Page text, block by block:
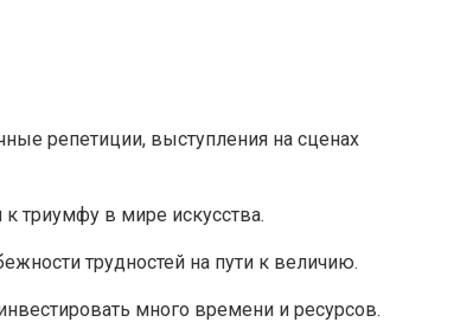
репетиции, выступления на сценах
триумфу в мире искусства.
трудностей на пути к величию.
много времени и ресурсов.